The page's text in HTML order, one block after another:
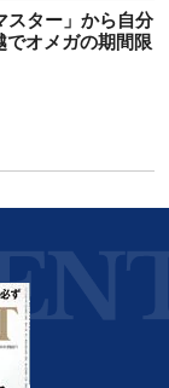
スター」から自分
でオメガの期間限